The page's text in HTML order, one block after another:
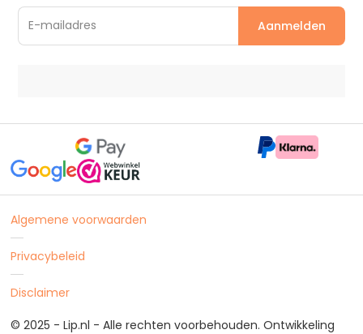
Algemene voorwaarden
Privacybeleid
Disclaimer
© 2025 - Lip.nl - Alle rechten voorbehouden. Ontwikkeling